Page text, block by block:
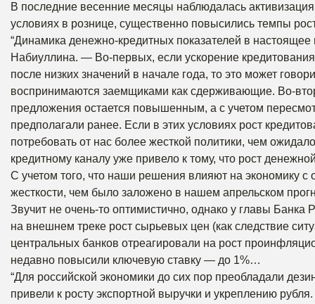
В последние весенние месяцы наблюдалась
условиях в рознице, существенно повысились темпы
“Динамика денежно-кредитных показателей в
Набиуллина. — Во-первых, если ускорение
после низких значений в начале года, то это может
воспринимаются заемщиками как сдерживающие. Во-
предложения остается повышенным, а с учетом
предполагали ранее. Если в этих условиях рост
потребовать от нас более жесткой политики, чем
кредитному каналу уже привело к тому, что рост
С учетом того, что наши решения влияют на экономику
жесткости, чем было заложено в нашем апрельском
Звучит не очень-то оптимистично, однако у главы Банка
на внешнем треке рост сырьевых цен (как следствие
центральных банков отреагировали на рост
недавно повысили ключевую ставку — до 1%…
“Для российской экономики до сих пор преобладали
привели к росту экспортной выручки и укреплению